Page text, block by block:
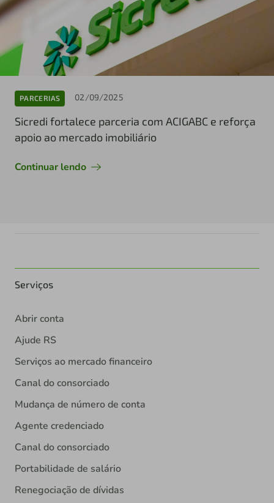
PARCERIAS 02/09/2025
Sicredi fortalece parceria com ACIGABC e reforça
apoio ao mercado imobiliário
Continuar lendo
Serviços
Abrir conta
Ajude RS
Serviços ao mercado financeiro
Canal do consorciado
Mudança de número de conta
Agente credenciado
Canal do consorciado
Portabilidade de salário
Renegociação de dívidas